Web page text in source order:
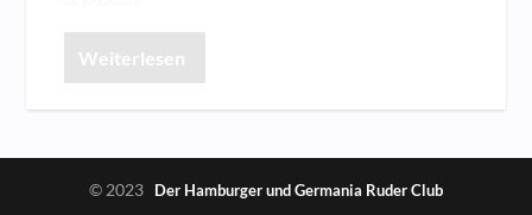
Weiterlesen
© 2023 Der Hamburger und Germania Ruder Club